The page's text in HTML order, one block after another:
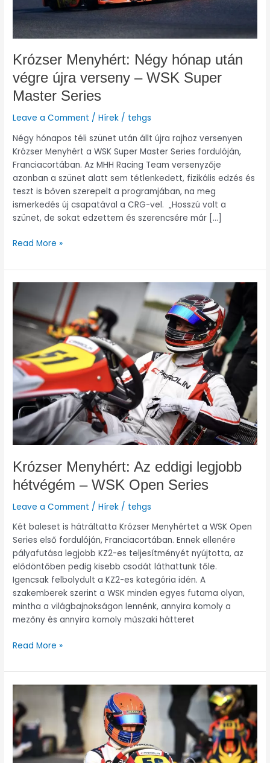
Krózser Menyhért: Négy hónap után
végre újra verseny – WSK Super
Master Series
Leave a Comment /Hírek / tehgs
Négy hónapos téli szünet után állt újra rajhoz versenyen
Krózser Menyhért a WSK Super Master Series fordulóján,
Franciacortában. Az MHH Racing Team versenyzője
azonban a szünet alatt sem tétlenkedett, fizikális edzés és
teszt is bőven szerepelt a programjában, na meg
ismerkedés új csapatával a CRG-vel. „Hosszú volt a
szünet, de sokat edzettem és szerencsére már […]
Super
Master
Series
Read More »
Krózser Menyhért: Az eddigi legjobb
hétvégém – WSK Open Series
Leave a Comment /Hírek / tehgs
Két baleset is hátráltatta Krózser Menyhértet a WSK Open
Series első fordulóján, Franciacortában. Ennek ellenére
pályafutása legjobb KZ2-es teljesítményét nyújtotta, az
elődöntőben pedig kisebb csodát láthattunk tőle.
Igencsak felbolydult a KZ2-es kategória idén. A
szakemberek szerint a WSK minden egyes futama olyan,
mintha a világbajnokságon lennénk, annyira komoly a
mezőny és annyira komoly műszaki hátteret
Krózser
Menyhért:
Az
eddigi
legjobb
hétvégém
–
WSK
Open
Series
Read More »
Menyhért
világbajnokok
és
Európa-
bajnokok